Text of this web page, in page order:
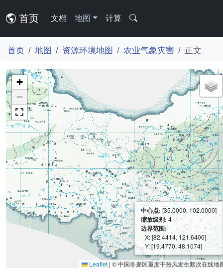
首页 文档 地图 计算
首页 地图 资源环境地图 农业气象灾害 正文
+
−
中心点: [35.0000, 102.0000]
缩放级别: 4
边界范围:
X: [82.4414, 121.6406]
Y: [19.4770, 48.1074]
Leaflet | © 中国冬麦区重度干热风发生频次在线地